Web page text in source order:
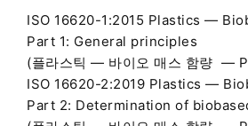
ISO 16620-1:2015 Plastics —
Part 1: General principles
(플라스틱 — 바이오 매스 함량 —
ISO 16620-2:2019 Plastics —
Part 2: Determination of